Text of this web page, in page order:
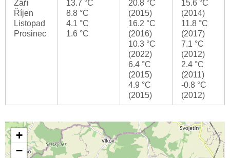
Září
Říjen
Listopad
Prosinec
13.7 °C
8.8 °C
4.1 °C
1.6 °C
20.8 °C
(2015)
16.2 °C
(2016)
10.3 °C
(2022)
6.4 °C
(2015)
4.9 °C
(2015)
15.6 °C
(2014)
11.8 °C
(2017)
7.1 °C
(2012)
2.4 °C
(2011)
-0.8 °C
(2012)
+
−